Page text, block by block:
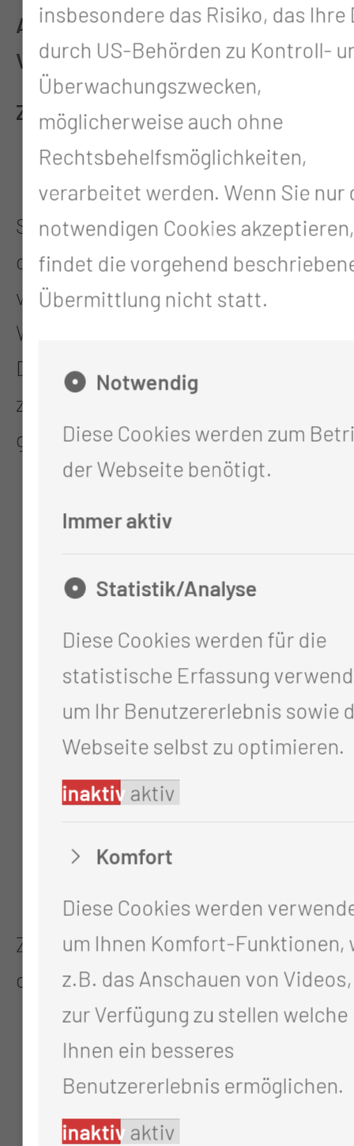
Allgemeine Informationen zur
Verarbeitung persönlicher Daten
Zweck der Verarbeitung
Besuch unserer Webseite
Sie besuchen unseren Webauftritt,
ohne dass wir persönliche Daten
von Ihnen benötigen. Von Ihrem
Webbrowser werden folgende
Daten an uns übertragen und bis
zur automatischen Löschung
gespeichert:
Internet Service Provider
der von Ihnen verwendete
Browser und evtl. das
Betriebssystem Ihres PC’s,
Datum und Uhrzeit des
Zugriffes auf unsere Webseite,
Name und URL der abgerufenen
von der aus Sie uns besuchen,
Zu folgenden Zwecken werden
diese Daten verarbeitet:
um einen problemlosen
Verbindungsaufbau zu unserer
Webseite zu gewährleisten,
insbesondere das Risiko, das Ihre
durch US-Behörden zu Kontroll-
Überwachungszwecken,
möglicherweise auch ohne
Rechtsbehelfsmöglichkeiten,
verarbeitet werden. Wenn Sie nur
notwendigen Cookies akzeptieren,
findet die vorgehend
Übermittlung nicht statt.
Notwendig
Diese Cookies werden zum
der Webseite benötigt.
Immer aktiv
Statistik/Analyse
Diese Cookies werden für die
statistische Erfassung
um Ihr Benutzererlebnis sowie
Webseite selbst zu optimieren.
inaktiv aktiv
Komfort
Diese Cookies werden
um Ihnen Komfort-Funktionen,
z.B. das Anschauen von Videos,
zur Verfügung zu stellen welche
Ihnen ein besseres
Benutzererlebnis ermöglichen.
inaktiv aktiv